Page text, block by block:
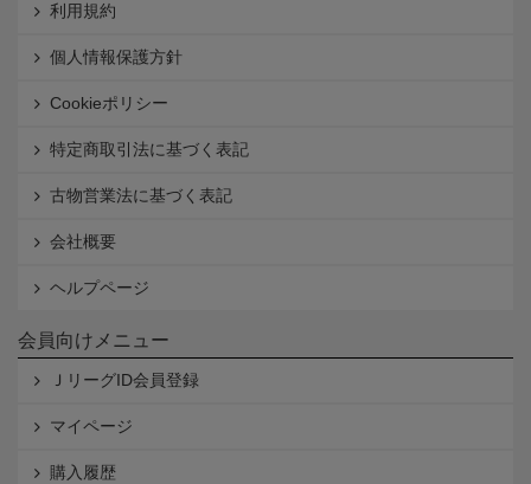
利用規約
個人情報保護方針
Cookieポリシー
特定商取引法に基づく表記
古物営業法に基づく表記
会社概要
ヘルプページ
会員向けメニュー
ＪリーグID会員登録
マイページ
購入履歴